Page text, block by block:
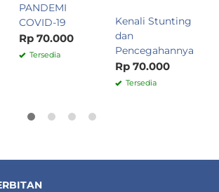
PANDEMI
COVID-19
Rp 70.000
Tersedia
Kenali Stunting
dan
Pencegahannya
Rp 70.000
Tersedia